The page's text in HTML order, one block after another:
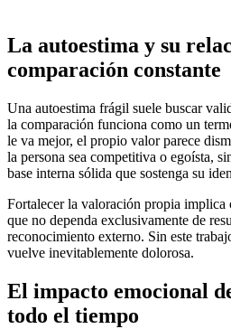
La autoestima y su
comparación constante
Una autoestima frágil suele buscar
la comparación funciona como un
le va mejor, el propio valor parece
la persona sea competitiva o egoísta,
base interna sólida que sostenga su
Fortalecer la valoración propia
que no dependa exclusivamente de
reconocimiento externo. Sin este
vuelve inevitablemente dolorosa.
El impacto emocional
todo el tiempo